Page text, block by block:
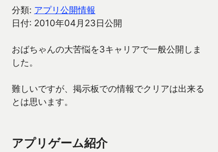
分類: アプリ公開情報
日付: 2010年04月23日公開
おばちゃんの大苦悩を3キャリアで一般公開しま
した。
難しいですが、掲示板での情報でクリアは出来る
とは思います。
アプリゲーム紹介